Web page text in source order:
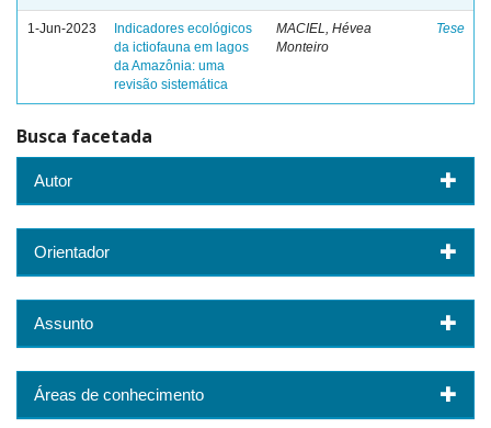
1-Jun-2023
Indicadores ecológicos
da ictiofauna em lagos
da Amazônia: uma
revisão sistemática
MACIEL, Hévea
Monteiro
Tese
Busca facetada
Autor
Orientador
Assunto
Áreas de conhecimento